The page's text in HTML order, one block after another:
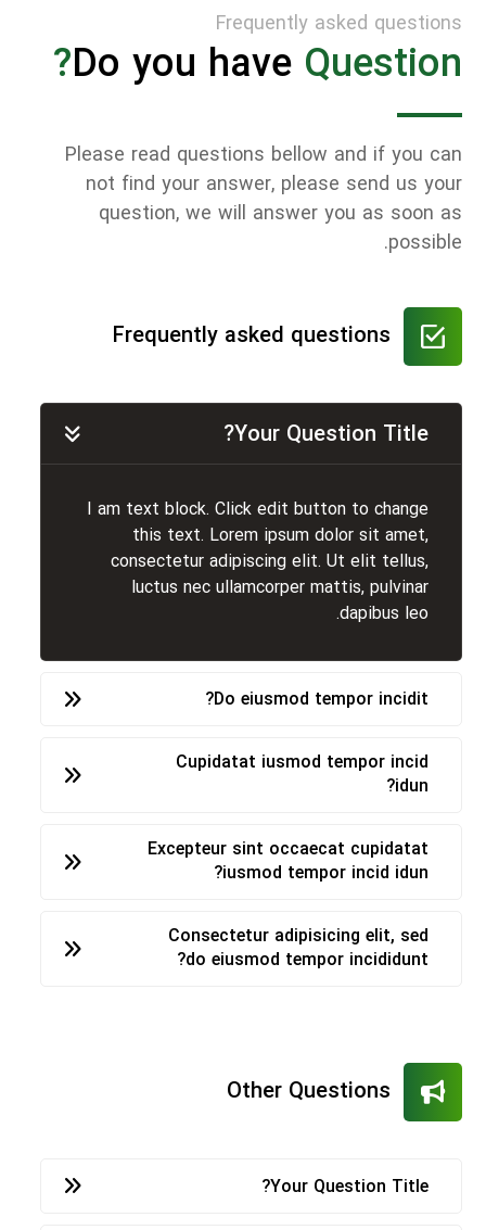
Frequently asked questions
Do you have Question?
Please read questions bellow and if you can
not find your answer, please send us your
question, we will answer you as soon as
possible.
Frequently asked questions
Your Question Title?
I am text block. Click edit button to change
this text. Lorem ipsum dolor sit amet,
consectetur adipiscing elit. Ut elit tellus,
luctus nec ullamcorper mattis, pulvinar
dapibus leo.
Do eiusmod tempor incidit?
Cupidatat iusmod tempor incid
idun?
Excepteur sint occaecat cupidatat
iusmod tempor incid idun?
Consectetur adipisicing elit, sed
do eiusmod tempor incididunt?
Other Questions
Your Question Title?